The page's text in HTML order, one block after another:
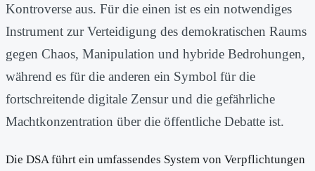
Kontroverse aus. Für die einen ist es ein notwendiges
Instrument zur Verteidigung des demokratischen Raums
gegen Chaos, Manipulation und hybride Bedrohungen,
während es für die anderen ein Symbol für die
fortschreitende digitale Zensur und die gefährliche
Machtkonzentration über die öffentliche Debatte ist.
Die DSA führt ein umfassendes System von Verpflichtungen